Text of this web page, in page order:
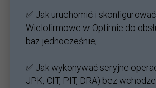
✅ Jak uruchomić i
Wielofirmowe w Optimie do
baz jednocześnie;
✅ Jak wykonywać seryjne
JPK, CIT, PIT, DRA) bez